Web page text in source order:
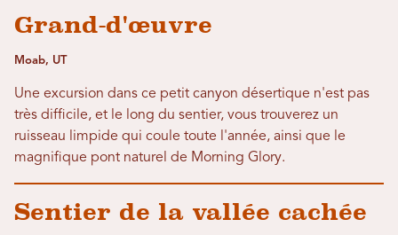
Grand-d'œuvre
Moab, UT
Une excursion dans ce petit canyon désertique n'est pas
très difficile, et le long du sentier, vous trouverez un
ruisseau limpide qui coule toute l'année, ainsi que le
magnifique pont naturel de Morning Glory.
Sentier de la vallée cachée